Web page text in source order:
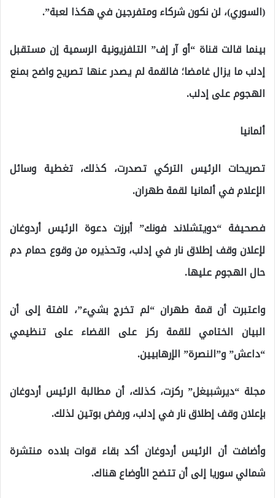
(السوري)، لن نكون شركاء ومتفرجين في هكذا لعبة”.
بينما قالت قناة “أو آر إف” التلفزيونية الرسمية إن مستقبل
إدلب ما يزال غامضا؛ فالقمة لم يصدر عنها تصريح واضح بمنع
الهجوم على إدلب.
ألمانيا
تصريحات الرئيس التركي تصدرت، كذلك، تغطية وسائل
الإعلام في ألمانيا لقمة طهران.
فصحيفة “دويتشلاند فونك” أبرزت دعوة الرئيس أردوغان
لإعلان وقف إطلاق نار في إدلب، وتحذيره من وقوع حمام دم
حال الهجوم عليها.
واعتبرت أن قمة طهران “لم تخرج بشيء”، لافتة إلى أن
البيان الختامي للقمة ركز على القضاء على تنظيمي
“داعش” و”النصرة” الإرهابيين.
مجلة “ديرشبيغل” ركزت، كذلك، أن مطالبة الرئيس أردوغان
بإعلان وقف إطلاق نار في إدلب، ورفض بوتين لذلك.
وأضافت أن الرئيس أردوغان أكد بقاء قوات بلاده منتشرة
شمالي سوريا إلى أن تتضح الأوضاع هناك.